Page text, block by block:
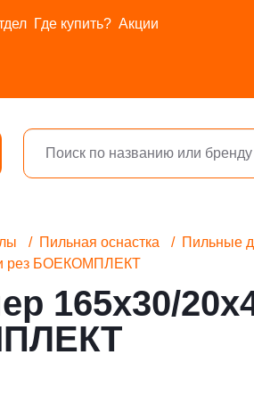
Где купить? Акции
Пильная оснастка
Пильные
рез БОЕКОМПЛЕКТ
165x30/